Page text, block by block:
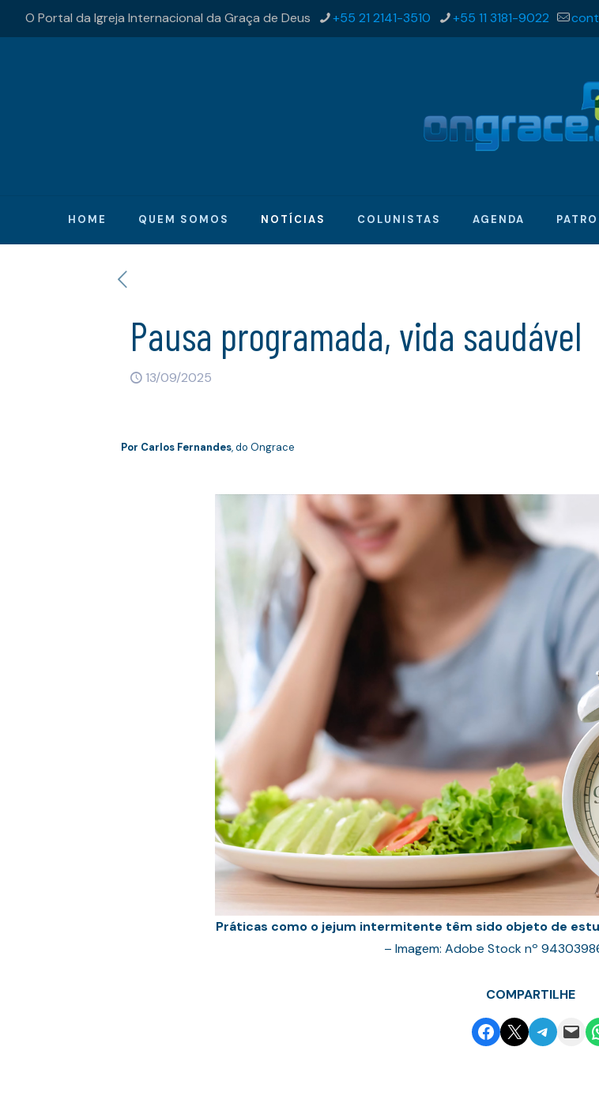
O Portal da Igreja Internacional da Graça de Deus +55 21 2141-3510 +55 11 3181-9022
HOME QUEM SOMOS NOTÍCIAS COLUNISTAS AGENDA
Pausa programada, vida saudável
13/09/2025
Por Carlos Fernandes, do Ongrace
Práticas como o jejum intermitente têm sido objeto de
– Imagem: Adobe Stock nº
COMPARTILHE
Share on Facebook
Email this PageShare onEmail this